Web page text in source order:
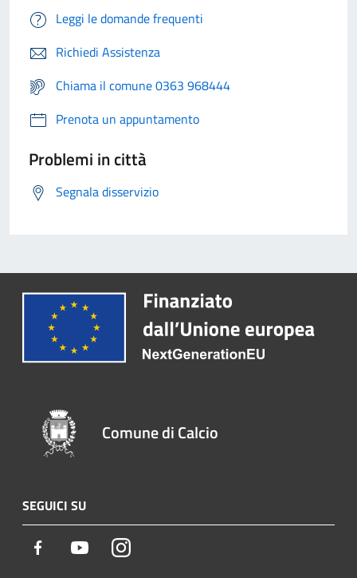
Leggi le domande frequenti
Richiedi Assistenza
Chiama il comune 0363 968444
Prenota un appuntamento
Problemi in città
Segnala disservizio
Comune di Calcio
SEGUICI SU
Facebook YoutubeInstagram